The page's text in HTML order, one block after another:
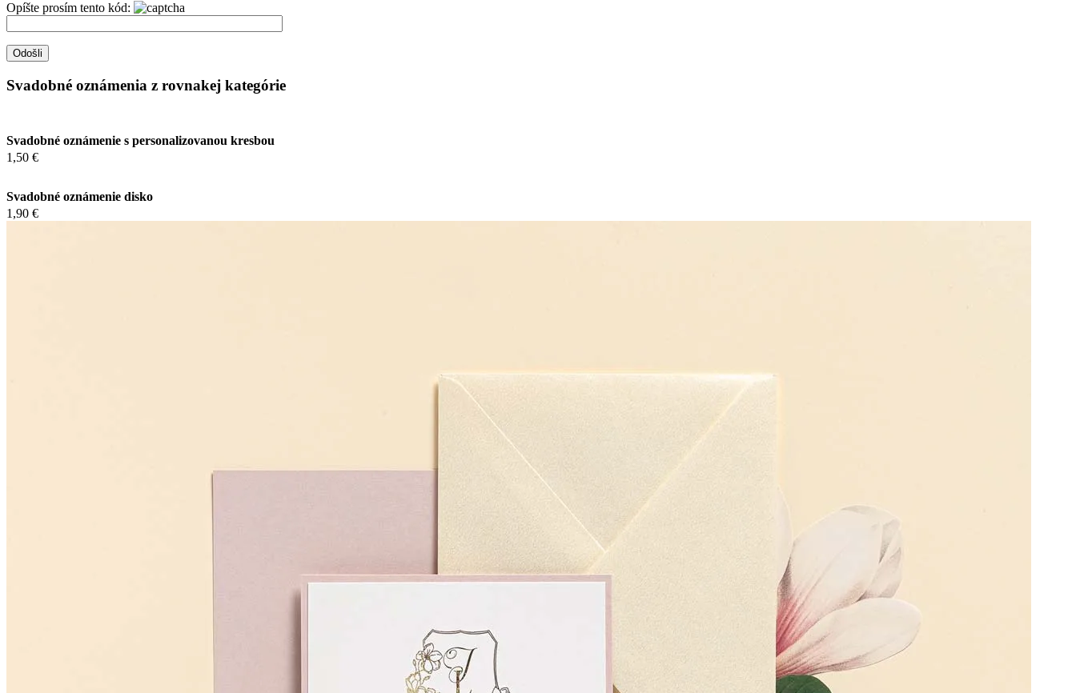
Opíšte prosím tento kód:
Svadobné oznámenia z rovnakej kategórie
Svadobné oznámenie s personalizovanou kresbou
1,50 €
Svadobné oznámenie disko
1,90 €